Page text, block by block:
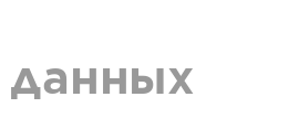
данных